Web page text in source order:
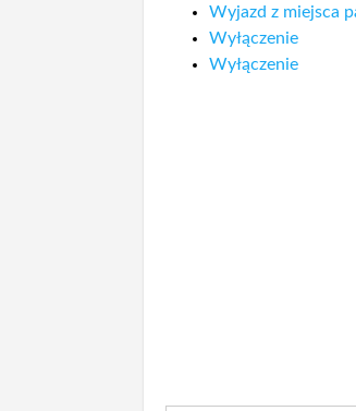
Wyjazd z miejsca
Wyłączenie
Wyłączenie